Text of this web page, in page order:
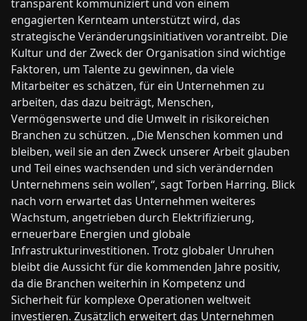
transparent kommuniziert und von einem
engagierten Kernteam unterstützt wird, das
strategische Veränderungsinitiativen vorantreibt. Die
Kultur und der Zweck der Organisation sind wichtige
Faktoren, um Talente zu gewinnen, da viele
Mitarbeiter es schätzen, für ein Unternehmen zu
arbeiten, das dazu beiträgt, Menschen,
Vermögenswerte und die Umwelt in risikoreichen
Branchen zu schützen. „Die Menschen kommen und
bleiben, weil sie an den Zweck unserer Arbeit glauben
und Teil eines wachsenden und sich verändernden
Unternehmens sein wollen“, sagt Torben Harring. Blick
nach vorn erwartet das Unternehmen weiteres
Wachstum, angetrieben durch Elektrifizierung,
erneuerbare Energien und globale
Infrastrukturinvestitionen. Trotz globaler Unruhen
bleibt die Aussicht für die kommenden Jahre positiv,
da die Branchen weiterhin in Kompetenz und
Sicherheit für komplexe Operationen weltweit
investieren. Zusätzlich erweitert das Unternehmen